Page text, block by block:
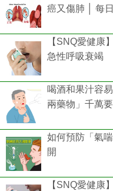
癌又傷肺 │ 每
【SNQ愛健
急性呼吸衰竭
喝酒和果汁容
兩藥物」千萬
如何預防「氣
開
【SNQ愛健